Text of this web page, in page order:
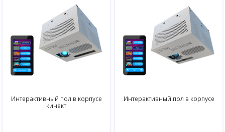
Интерактивный пол в корпусе
кинект
Интерактивный пол в корпусе